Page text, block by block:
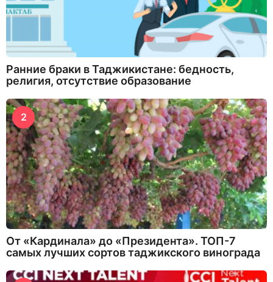
Ранние браки в Таджикистане: бедность,
религия, отсутствие образование
2
От «Кардинала» до «Президента». ТОП-7
самых лучших сортов таджикского винограда